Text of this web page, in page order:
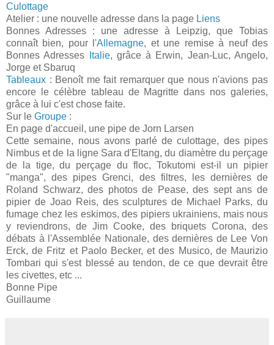
Culottage
Atelier : une nouvelle adresse dans la page Liens
Bonnes Adresses : une adresse à Leipzig, que Tobias
connaît bien, pour l'Allemagne, et une remise à neuf des
Bonnes Adresses
Italie, grâce à Erwin, Jean-Luc, Angelo,
Jorge et Sbaruq
Tableaux : Benoît me fait remarquer que nous n'avions pas
encore le célèbre tableau de Magritte dans nos galeries,
grâce à lui c'est chose faite.
Sur le Groupe :
En page d'accueil, une pipe de Jorn Larsen
Cette semaine, nous avons parlé de culottage, des pipes
Nimbus et de la ligne Sara d'Eltang, du diamètre du perçage
de la tige, du perçage du floc, Tokutomi est-il un pipier
"manga", des pipes Grenci, des filtres, les dernières de
Roland Schwarz, des photos de Pease, des sept ans de
pipier de Joao Reis, des sculptures de Michael Parks, du
fumage chez les eskimos, des pipiers ukrainiens, mais nous
y reviendrons, de Jim Cooke, des briquets Corona, des
débats à l'Assemblée Nationale, des dernières de Lee Von
Erck, de Fritz et Paolo Becker, et des Musico, de Maurizio
Tombari qui s'est blessé au tendon, de ce que devrait être
les civettes, etc ...
Bonne Pipe
Guillaume